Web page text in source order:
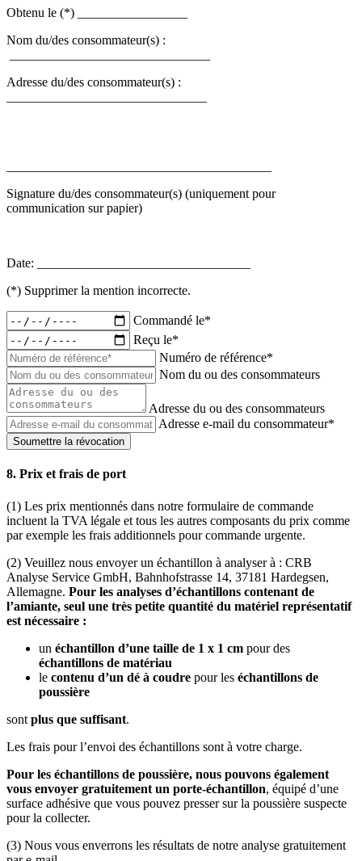
Obtenu le (*) _________________
Nom du/des consommateur(s) :
Adresse du/des consommateur(s) :
Signature du/des consommateur(s) (uniquement pour
communication sur papier)
Date: _________________________________
(*) Supprimer la mention incorrecte.
Commandé le*
Reçu le*
Numéro de référence*
Nom du ou des consommateurs
Adresse du ou des consommateurs
Adresse e-mail du consommateur*
Soumettre la révocation
8. Prix et frais de port
(1) Les prix mentionnés dans notre formulaire de commande
incluent la TVA légale et tous les autres composants du prix comme
par exemple les frais additionnels pour commande urgente.
(2) Veuillez nous envoyer un échantillon à analyser à : CRB
Analyse Service GmbH, Bahnhofstrasse 14, 37181 Hardegsen,
Allemagne. Pour les analyses d’échantillons contenant de
l’amiante, seul une très petite quantité du matériel représentatif
est nécessaire :
un échantillon d’une taille de 1 x 1 cm pour des
échantillons de matériau
le contenu d’un dé à coudre pour les échantillons de
poussière
sont plus que suffisant.
Les frais pour l’envoi des échantillons sont à votre charge.
Pour les échantillons de poussière, nous pouvons également
vous envoyer gratuitement un porte-échantillon, équipé d’une
surface adhésive que vous pouvez presser sur la poussière suspecte
pour la collecter.
(3) Nous vous enverrons les résultats de notre analyse gratuitement